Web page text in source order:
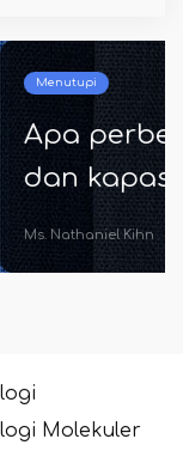
sutra
Molekuler